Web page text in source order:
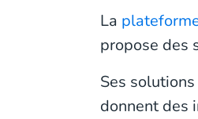
La
propose des
Ses
donnent des